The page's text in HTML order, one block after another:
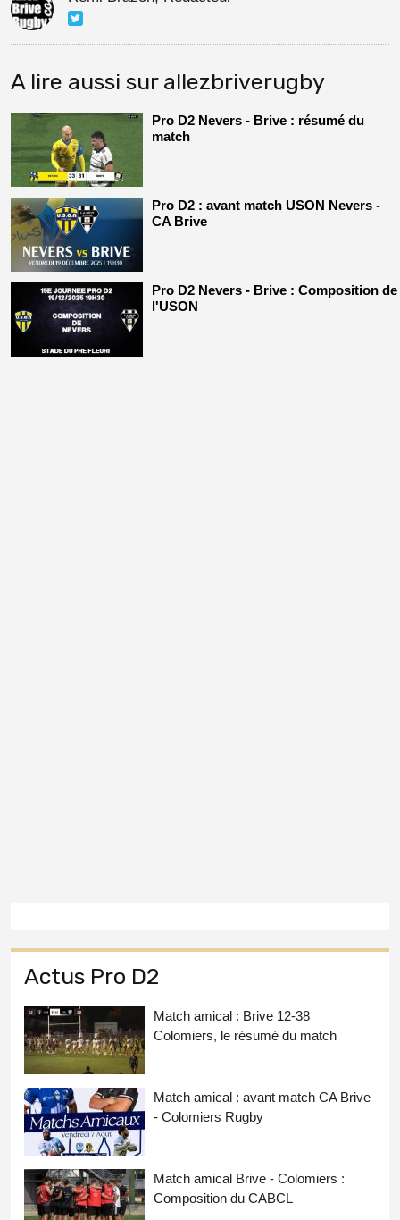
A lire aussi sur allezbriverugby
Pro D2 Nevers - Brive : résumé du
match
Pro D2 : avant match USON Nevers -
CA Brive
Pro D2 Nevers - Brive : Composition de
l'USON
Actus Pro D2
Match amical : Brive 12-38
Colomiers, le résumé du match
Match amical : avant match CA Brive
- Colomiers Rugby
Match amical Brive - Colomiers :
Composition du CABCL